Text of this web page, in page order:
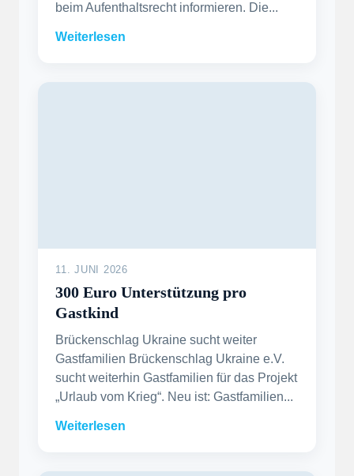
beim Aufenthaltsrecht informieren. Die...
Weiterlesen
11. JUNI 2026
300 Euro Unterstützung pro
Gastkind
Brückenschlag Ukraine sucht weiter
Gastfamilien Brückenschlag Ukraine e.V.
sucht weiterhin Gastfamilien für das Projekt
„Urlaub vom Krieg“. Neu ist: Gastfamilien...
Weiterlesen